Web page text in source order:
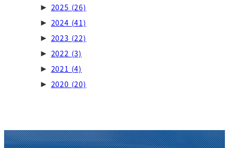
► 2025 (26)
► 2024 (41)
► 2023 (22)
► 2022 (3)
► 2021 (4)
► 2020 (20)